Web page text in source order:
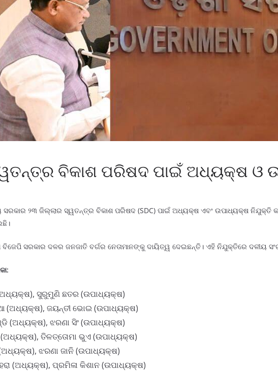
ବିକାଶ ପରିଷଦ ପାଇଁ ଅଧ୍ୟକ୍ଷ ଓ
ସରକାର ୨୩ ଜିଲ୍ଲାର ସ୍ୱତନ୍ତ୍ର ବିକାଶ ପରିଷଦ (SDC) ପାଇଁ ଅଧ୍ୟକ୍ଷ ଏବଂ ଉପାଧ୍ୟକ୍ଷ ନିଯୁକ୍ତି
ସରକାର ଦଳର ଜନଜାତି ବର୍ଗର ନେତାମାନଙ୍କୁ ଦାୟିତ୍ୱ ଦେଇଛନ୍ତି। ଏହି ନିଯୁକ୍ତିରେ ଦଳୀୟ
ସୁରୁମୁଣି ଛତର (ଉପାଧ୍ୟକ୍ଷ)
ଜୟନ୍ତୀ ଭୋଇ (ଉପାଧ୍ୟକ୍ଷ)
(ଅଧ୍ୟକ୍ଷ), ଝରଣା ସିଂ (ଉପାଧ୍ୟକ୍ଷ)
ତିଳତ୍ତୋମା ଭୁଏ (ଉପାଧ୍ୟକ୍ଷ)
ଝରଣା ଜାନି (ଉପାଧ୍ୟକ୍ଷ)
(ଅଧ୍ୟକ୍ଷ), ପ୍ରମିଳା କିଶାନ (ଉପାଧ୍ୟକ୍ଷ)